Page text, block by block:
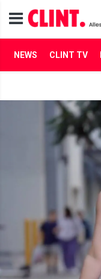
NEWS CLINT TV